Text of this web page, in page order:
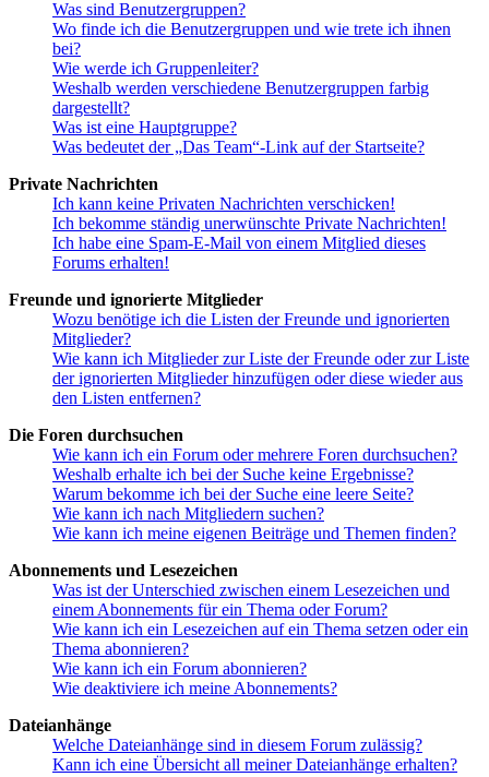
Was sind Benutzergruppen?
Wo finde ich die Benutzergruppen und wie trete ich ihnen
bei?
Wie werde ich Gruppenleiter?
Weshalb werden verschiedene Benutzergruppen farbig
dargestellt?
Was ist eine Hauptgruppe?
Was bedeutet der „Das Team“-Link auf der Startseite?
Private Nachrichten
Ich kann keine Privaten Nachrichten verschicken!
Ich bekomme ständig unerwünschte Private Nachrichten!
Ich habe eine Spam-E-Mail von einem Mitglied dieses
Forums erhalten!
Freunde und ignorierte Mitglieder
Wozu benötige ich die Listen der Freunde und ignorierten
Mitglieder?
Wie kann ich Mitglieder zur Liste der Freunde oder zur Liste
der ignorierten Mitglieder hinzufügen oder diese wieder aus
den Listen entfernen?
Die Foren durchsuchen
Wie kann ich ein Forum oder mehrere Foren durchsuchen?
Weshalb erhalte ich bei der Suche keine Ergebnisse?
Warum bekomme ich bei der Suche eine leere Seite?
Wie kann ich nach Mitgliedern suchen?
Wie kann ich meine eigenen Beiträge und Themen finden?
Abonnements und Lesezeichen
Was ist der Unterschied zwischen einem Lesezeichen und
einem Abonnements für ein Thema oder Forum?
Wie kann ich ein Lesezeichen auf ein Thema setzen oder ein
Thema abonnieren?
Wie kann ich ein Forum abonnieren?
Wie deaktiviere ich meine Abonnements?
Dateianhänge
Welche Dateianhänge sind in diesem Forum zulässig?
Kann ich eine Übersicht all meiner Dateianhänge erhalten?